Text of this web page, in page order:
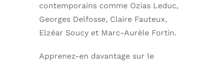
contemporains comme Ozias Leduc,
Georges Delfosse, Claire Fauteux,
Elzéar Soucy et Marc-Aurèle Fortin.
Apprenez-en davantage sur le